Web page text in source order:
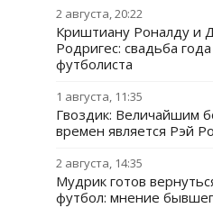
2 августа, 20:22
Криштиану Роналду и
Родригес: свадьба
футболиста
1 августа, 11:35
Гвоздик: Величайшим
времен является Рэй
2 августа, 14:35
Мудрик готов
футбол: мнение